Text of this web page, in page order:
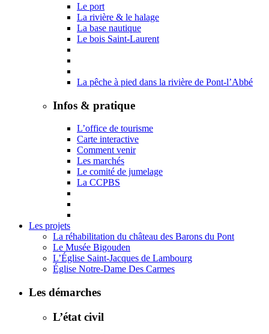
Le port
La rivière & le halage
La base nautique
Le bois Saint-Laurent
La pêche à pied dans la rivière de Pont-l’Abbé
Infos & pratique
L’office de tourisme
Carte interactive
Comment venir
Les marchés
Le comité de jumelage
La CCPBS
Les projets
La réhabilitation du château des Barons du Pont
Le Musée Bigouden
L’Église Saint-Jacques de Lambourg
Église Notre-Dame Des Carmes
Les démarches
L’état civil